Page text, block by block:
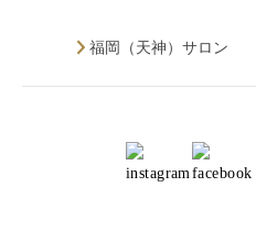
福岡（天神）サロン